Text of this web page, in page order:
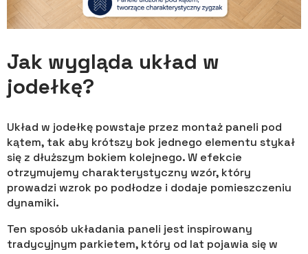
Jak wygląda układ w
jodełkę?
Układ w jodełkę powstaje przez montaż paneli pod
kątem, tak aby krótszy bok jednego elementu stykał
się z dłuższym bokiem kolejnego. W efekcie
otrzymujemy charakterystyczny wzór, który
prowadzi wzrok po podłodze i dodaje pomieszczeniu
dynamiki.
Ten sposób układania paneli jest inspirowany
tradycyjnym parkietem, który od lat pojawia się w